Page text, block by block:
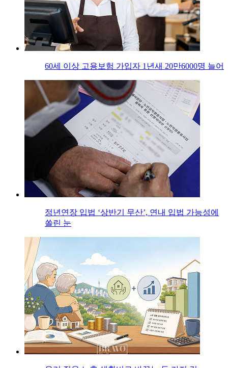
60세 이상 고용보험 가입자 1년새 20만6000명 늘어
정년연장 입법 ‘상반기 무산’, 연내 입법 가능성에
쏠린 눈